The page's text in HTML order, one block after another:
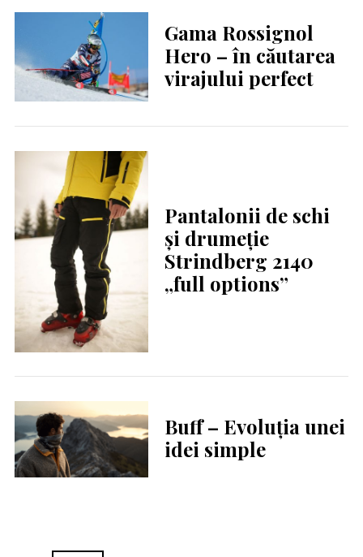
Gama Rossignol
Hero – în căutarea
virajului perfect
Pantalonii de schi
și drumeție
Strindberg 2140
„full options”
Buff – Evoluția unei
idei simple